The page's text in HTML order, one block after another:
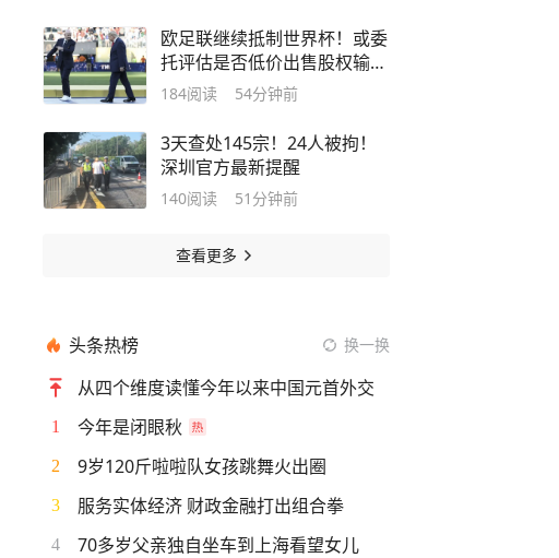
欧足联继续抵制世界杯！或委
托评估是否低价出售股权输送
利益
184阅读 54分钟前
3天查处145宗！24人被拘！
深圳官方最新提醒
140阅读 51分钟前
查看更多
头条热榜 换一换
从四个维度读懂今年以来中国元首外交
1 今年是闭眼秋
2 9岁120斤啦啦队女孩跳舞火出圈
3 服务实体经济 财政金融打出组合拳
4 70多岁父亲独自坐车到上海看望女儿